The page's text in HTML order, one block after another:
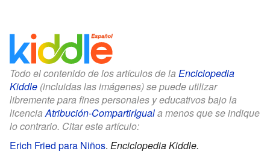
Todo el contenido de los artículos de la Enciclopedia
Kiddle (incluidas las imágenes) se puede utilizar
libremente para fines personales y educativos bajo la
licenciaAtribución-CompartirIguala menos que se indique
lo contrario. Citar este artículo:
Erich Fried para Niños. Enciclopedia Kiddle.